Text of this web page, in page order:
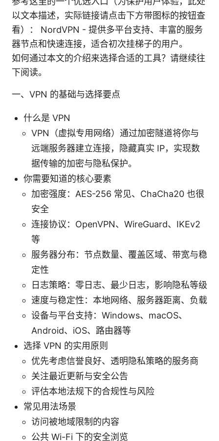
以文本描述，实际链接请点击下方带图标的按钮查
看）： NordVPN - 提供多平台支持、丰富的服务
器节点和快速连接，适合初次挂梯子的用户。
如何通过本文的介绍来选择合适的工具？请继续往
下阅读。
一、VPN 的基础与选择要点
什么是 VPN
VPN（虚拟专用网络）通过加密隧道将你与
远端服务器建立连接，隐藏真实 IP，实现数
据传输的加密与隐私保护。
你需要知道的核心要素
加密强度：AES-256 常见、ChaCha20 也很
安全
连接协议：OpenVPN、WireGuard、IKEv2
等
服务器分布：节点数量、覆盖区域、带宽与稳
定性
日志策略：零日志、最少日志，影响隐私等级
速度与稳定性：本地网络、服务器距离、负载
设备与平台支持：Windows、macOS、
Android、iOS、路由器等
选择 VPN 的实用原则
优先考虑信誉良好、透明隐私策略的服务商
关注最近更新与安全公告
评估本地法规下的合规性与风险
常见用法场景
访问被地域限制的内容
公共 Wi-Fi 下的安全浏览